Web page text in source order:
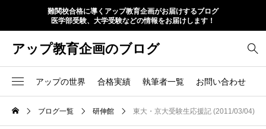
難関校合格に導くアップ教育企画がお届けするブログ
医学部受験、大学受験などの情報をお届けします！
アップ教育企画のブログ
アップの世界 合格実績 執筆者一覧 お問い合わせ
ブログ一覧 研伸館 東大・京大受験生応援記 (2011/03/04)